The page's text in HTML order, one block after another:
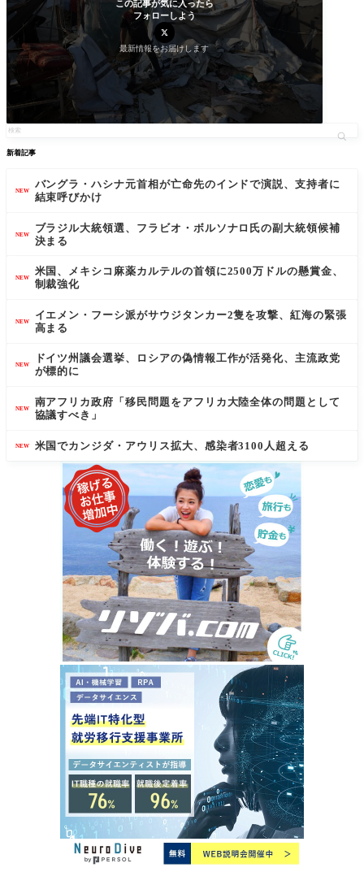
この記事が気に入ったら
フォローしよう
最新情報をお届けします
新着記事
NEW
バングラ・ハシナ元首相が亡命先のインドで演説、支持者に
結束呼びかけ
NEW
ブラジル大統領選、フラビオ・ボルソナロ氏の副大統領候補
決まる
NEW
米国、メキシコ麻薬カルテルの首領に2500万ドルの懸賞金、
制裁強化
NEW
イエメン・フーシ派がサウジタンカー2隻を攻撃、紅海の緊張
高まる
NEW
ドイツ州議会選挙、ロシアの偽情報工作が活発化、主流政党
が標的に
NEW
南アフリカ政府「移民問題をアフリカ大陸全体の問題として
協議すべき」
NEW 米国でカンジダ・アウリス拡大、感染者3100人超える